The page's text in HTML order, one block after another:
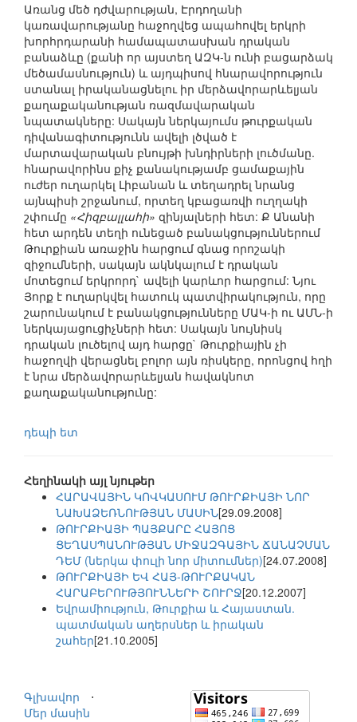
Առանց մեծ դժվարության, Էրդողանի
կառավարությանը հաջողվեց ապահովել երկրի
խորհրդարանի համապատասխան դրական
բանաձևը (քանի որ այստեղ ԱԶԿ-ն ունի բացարձակ
մեծամասնություն) և այդպիսով հնարավորություն
ստանալ իրականացնելու իր մերձավորարևելյան
քաղաքականության ռազմավարական
նպատակները: Սակայն ներկայումս թուրքական
դիվանագիտությունն ավելի լծված է
մարտավարական բնույթի խնդիրների լուծմանը.
հնարավորինս քիչ քանակությամբ ցամաքային
ուժեր ուղարկել Լիբանան և տեղադրել նրանց
այնպիսի շրջանում, որտեղ կբացառվի ուղղակի
շփումը «Հիզբալլահի» զինյալների հետ: Ք Անանի
հետ արդեն տեղի ունեցած բանակցություններում
Թուրքիան առաջին հարցում գնաց որոշակի
զիջումների, սակայն ակնկալում է դրական
մոտեցում երկրորդ` ավելի կարևոր հարցում: Նյու
Յորք է ուղարկվել հատուկ պատվիրակություն, որը
շարունակում է բանակցությունները ՄԱԿ-ի ու ԱՄՆ-ի
ներկայացուցիչների հետ: Սակայն նույնիսկ
դրական լուծելով այդ հարցը` Թուրքիային չի
հաջողվի վերացնել բոլոր այն ռիսկերը, որոնցով հղի
է նրա մերձավորարևելյան հավակնոտ
քաղաքականությունը:
դեպի ետ
Հեղինակի այլ նյութեր
ՀԱՐԱՎԱՅԻՆ ԿՈՎԿԱՍՈՒՄ ԹՈՒՐՔԻԱՅԻ ՆՈՐ
ՆԱԽԱՁԵՌՆՈՒԹՅԱՆ ՄԱՍԻՆ[29.09.2008]
ԹՈՒՐՔԻԱՅԻ ՊԱՅՔԱՐԸ ՀԱՅՈՑ
ՑԵՂԱՍՊԱՆՈՒԹՅԱՆ ՄԻՋԱԶԳԱՅԻՆ ՃԱՆԱՉՄԱՆ
ԴԵՄ (ներկա փուլի նոր միտումներ)[24.07.2008]
ԹՈՒՐՔԻԱՅԻ ԵՎ ՀԱՅ-ԹՈՒՐՔԱԿԱՆ
ՀԱՐԱԲԵՐՈՒԹՅՈՒՆՆԵՐԻ ՇՈՒՐՋ[20.12.2007]
Եվրամիություն, Թուրքիա և Հայաստան.
պատմական աղերսներ և իրական
շահեր[21.10.2005]
Գլխավոր
⋅
Մեր մասին